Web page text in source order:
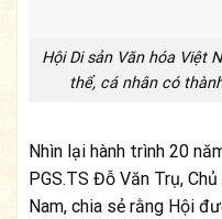
Hội Di sản Văn hóa Việt
thể, cá nhân có
Nhìn lại hành trình 20
PGS.TS Đỗ Văn Trụ,
Nam, chia sẻ rằng Hội